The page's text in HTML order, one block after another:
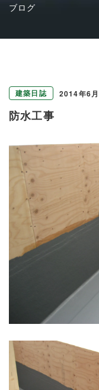
ブログ
建築日誌 2014年6
防水工事